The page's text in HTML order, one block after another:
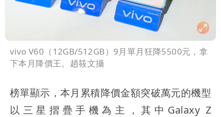
vivo V60（12GB/512GB）9月單月狂降5500元，拿
下本月降價王。趙筱文攝
榜單顯示，本月累積降價金額突破萬元的機型
以三星摺疊手機為主，其中Galaxy Z